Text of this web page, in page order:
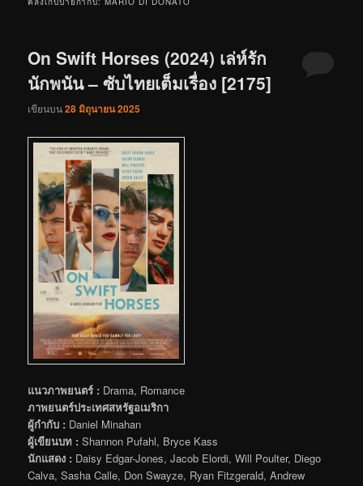
On Swift Horses (2024) เล่ห์รัก
นักพนัน – ซับไทยเต็มเรื่อง [2175]
เขียนบน28 มิถุนายน 2025
แนวภาพยนตร์ : Drama, Romance
ภาพยนตร์ประเทศสหรัฐอเมริกา
ผู้กำกับ : Daniel Minahan
ผู้เขียนบท : Shannon Pufahl, Bryce Kass
นักแสดง : Daisy Edgar-Jones, Jacob Elordi, Will Poulter, Diego
Calva, Sasha Calle, Don Swayze, Ryan Fitzgerald, Andrew